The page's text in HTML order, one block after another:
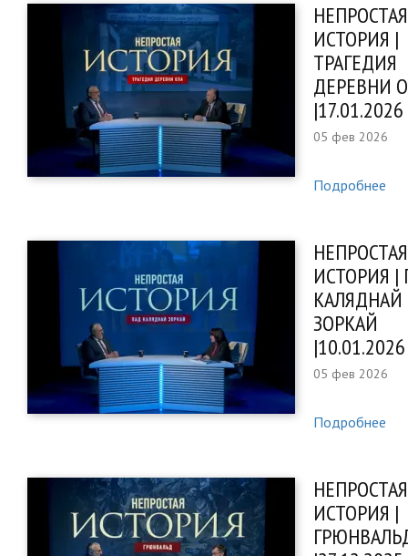
НЕПРОСТАЯ
ИСТОРИЯ |
ТРАГЕДИЯ
ДЕРЕВНИ
|17.01.2026
05 фев 2026
Подробнее
НЕПРОСТАЯ
ИСТОРИЯ |
КАЛЯДНАЙ
ЗОРКАЙ
|10.01.2026
05 фев 2026
Подробнее
НЕПРОСТАЯ
ИСТОРИЯ |